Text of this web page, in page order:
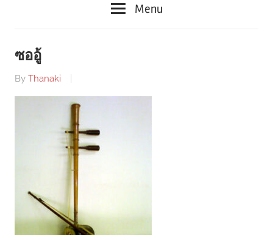
Menu
ซออู้
By Thanaki